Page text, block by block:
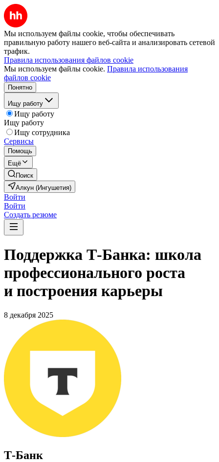
Мы используем файлы cookie, чтобы обеспечивать
правильную работу нашего веб-сайта и анализировать сетевой
трафик.
Правила использования файлов cookie
Мы используем файлы cookie. Правила использования
файлов cookie
Понятно
Ищу работу
Ищу работу
Ищу работу
Ищу сотрудника
Сервисы
Помощь
Ещё
Поиск
Алкун (Ингушетия)
Войти
Войти
Создать резюме
Поддержка Т-Банка: школа
профессионального роста
и построения карьеры
8 декабря 2025
Т-Банк